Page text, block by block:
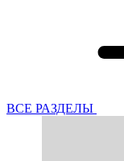
ВСЕ РАЗДЕЛЫ